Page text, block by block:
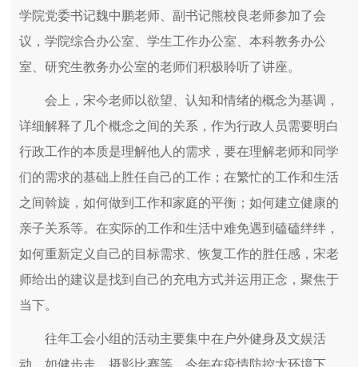
学院党委书记魏中鹏老师、副书记熊校良老师参加了会
议，学院综合办公室、学生工作办公室、本科教务办公
室、研究生教务办公室的老师们积极聆听了讲座。
会上，宋今老师以欲望、认知和情绪的概念为基调，
详细解释了几个概念之间的关系，作为行政人员需要明白
行政工作的本质是理解他人的需求，要在理解老师和同学
们的需求的基础上胜任自己的工作；在繁忙的工作和生活
之间斡旋，如何做到工作和家庭的平衡；如何建立健康的
亲子关系等。在实际的工作和生活中难免遇到磕磕绊绊，
如何重新定义自己的目标需求、恢复工作的胜任感，宋老
师给出的建议是找到自己的充电方式并运用正念，聚焦于
当下。
往年工会小组的活动主要集中在户外健身及文娱活
动，如健步走、摄影比赛等。今年在疫情防控大环境下，